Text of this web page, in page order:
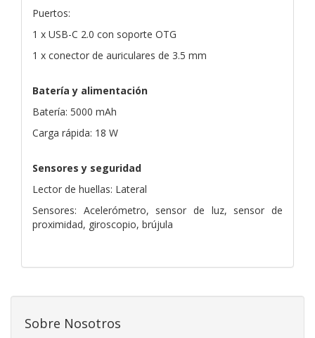
Puertos:
1 x USB-C 2.0 con soporte OTG
1 x conector de auriculares de 3.5 mm
Batería y alimentación
Batería: 5000 mAh
Carga rápida: 18 W
Sensores y seguridad
Lector de huellas: Lateral
Sensores: Acelerómetro, sensor de luz, sensor de
proximidad, giroscopio, brújula
Sobre Nosotros